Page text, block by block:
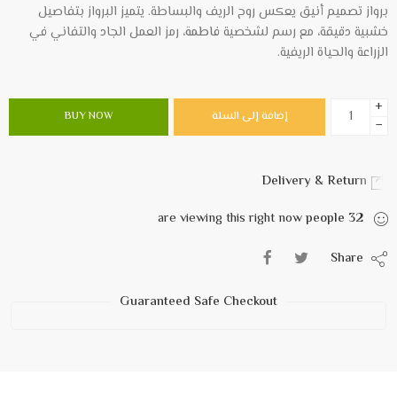
برواز تصميم أنيق يعكس روح الريف والبساطة. يتميز البرواز بتفاصيل
خشبية دقيقة، مع رسم لشخصية فاطمة، رمز العمل الجاد والتفاني في
الزراعة والحياة الريفية.
+
−
إضافة إلى السلة BUY NOW
32
people
Guaranteed Safe Checkout